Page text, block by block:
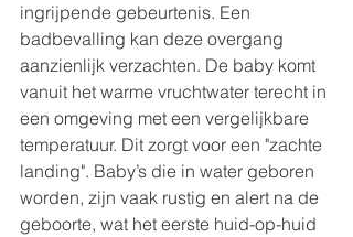
ingrijpende gebeurtenis. Een
badbevalling kan deze overgang
aanzienlijk verzachten. De baby komt
vanuit het warme vruchtwater terecht in
een omgeving met een vergelijkbare
temperatuur. Dit zorgt voor een "zachte
landing". Baby’s die in water geboren
worden, zijn vaak rustig en alert na de
geboorte, wat het eerste huid-op-huid